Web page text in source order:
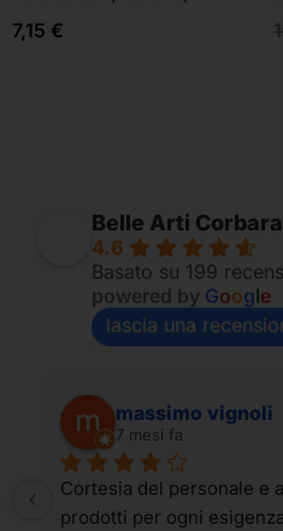
7,15 €
Belle Arti
4.6
Basato su 199
powered by Google
lascia una
massimo vignoli
7 mesi fa
Cortesia del personale e
prodotti per ogni esigenza